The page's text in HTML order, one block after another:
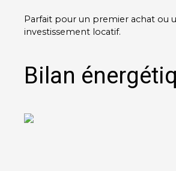
Parfait pour un premier achat ou
investissement locatif.
Bilan